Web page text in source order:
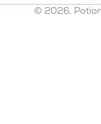
© 2026,